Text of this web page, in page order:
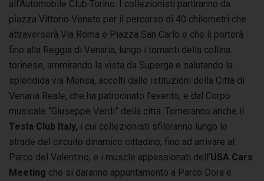
all’Automobile Club Torino. I collezionisti partiranno da
piazza Vittorio Veneto per il percorso di 40 chilometri che
attraverserà Via Roma e Piazza San Carlo e che li porterà
fino alla Reggia di Venaria, lungo i tornanti della collina
torinese, ammirando la vista da Superga e salutando la
splendida via Mensa, accolti dalle istituzioni della Città di
Venaria Reale, che ha patrocinato l’evento, e dal Corpo
musicale “Giuseppe Verdi” della città. Torneranno anche il
Tesla Club Italy, i cui collezionisti sfileranno lungo le
strade del circuito dinamico cittadino, fino ad arrivare al
Parco del Valentino, e i muscle appassionati dell’USA Cars
Meeting che si daranno appuntamento a Parco Dora e